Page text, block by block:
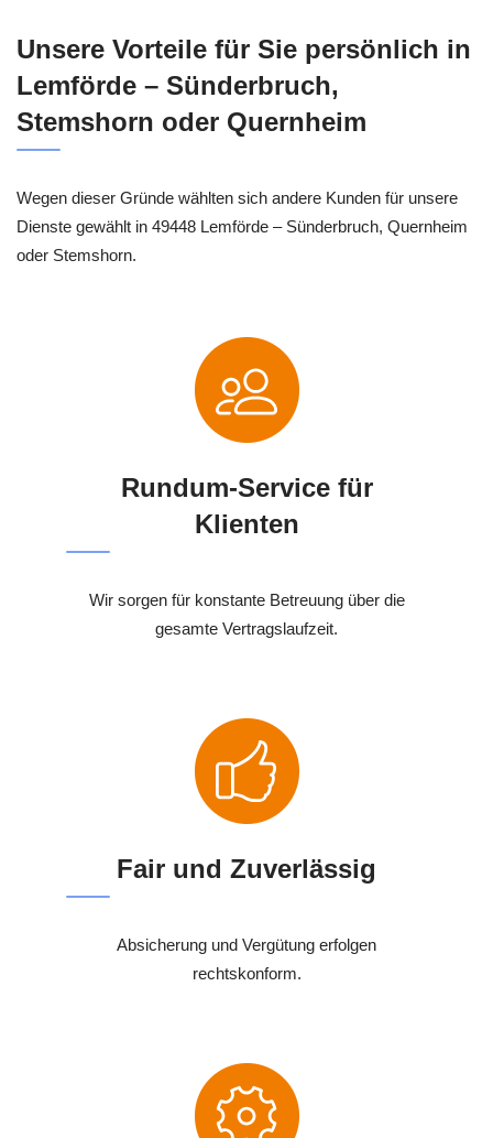
Unsere Vorteile für Sie persönlich in
Lemförde – Sünderbruch,
Stemshorn oder Quernheim
Wegen dieser Gründe wählten sich andere Kunden für unsere
Dienste gewählt in 49448 Lemförde – Sünderbruch, Quernheim
oder Stemshorn.
Rundum-Service für
Klienten
Wir sorgen für konstante Betreuung über die
gesamte Vertragslaufzeit.
Fair und Zuverlässig
Absicherung und Vergütung erfolgen
rechtskonform.